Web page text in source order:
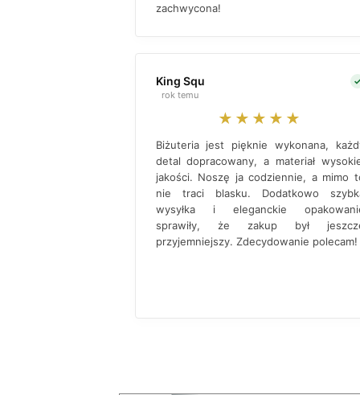
zachwycona!
King Squ
rok temu
★★★★★
Biżuteria jest pięknie wykonana,
detal dopracowany, a materiał
jakości. Noszę ja codziennie, a mimo
nie traci blasku. Dodatkowo
wysyłka i eleganckie
sprawiły, że zakup był
przyjemniejszy. Zdecydowanie polecam!